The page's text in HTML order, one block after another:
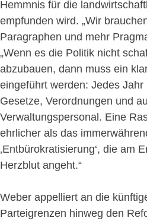
Hemmnis für die
empfunden wird. „Wir
Paragraphen und mehr
„Wenn es die Politik nicht
abzubauen, dann muss ein
eingeführt werden: Jedes
Gesetze, Verordnungen und
Verwaltungspersonal. Eine
ehrlicher als das
‚Entbürokratisierung‘, die am
Herzblut angeht.“
Weber appelliert an die
Parteigrenzen hinweg den